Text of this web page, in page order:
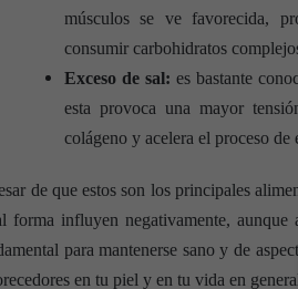
músculos se ve favorecida,
consumir carbohidratos
Exceso de sal: es bastante
esta provoca una mayor
colágeno y acelera el proceso de
de que estos son los principales
forma influyen negativamente,
para mantenerse sano y de
en tu piel y en tu vida en